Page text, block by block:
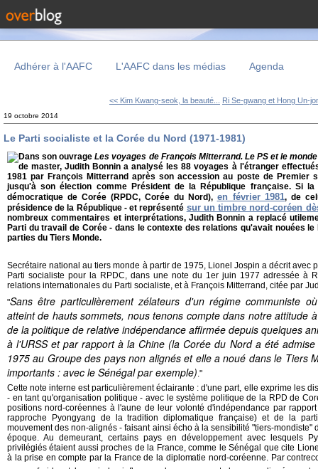
Adhérer à l'AAFC L'AAFC dans les médias Agenda
<< Kim Kwang-seok, la beauté... Ri Se-gwang et Hong Un-
19 octobre 2014
Le Parti socialiste et la Corée du Nord (1971-1981)
Dans son ouvrageLes voyages de François Mitterrand. Le PS et le
de master, Judith Bonnin a analysé les 88 voyages à l'étranger
1981 par François Mitterrand après son accession au poste de Premier
jusqu'à son élection comme Président de la République française. Si la
démocratique de Corée (RPDC, Corée du Nord), en février 1981, de
présidence de la République - et représenté sur un timbre nord-coréen
nombreux commentaires et interprétations, Judith Bonnin a replacé
Parti du travail de Corée - dans le contexte des relations qu'avait nouées
parties du Tiers Monde.
Secrétaire national au tiers monde à partir de 1975, Lionel Jospin a décrit avec
Parti socialiste pour la RPDC, dans une note du 1er juin 1977 adressée à
relations internationales du Parti socialiste, et à François Mitterrand, citée par
"Sans être particulièrement zélateurs d'un régime communiste
atteint de hauts sommets, nous tenons compte dans notre attitude
de la politique de relative indépendance affirmée depuis quelques
à l'URSS et par rapport à la Chine (la Corée du Nord a été
1975 au Groupe des pays non alignés et elle a noué dans le Tiers
importants : avec le Sénégal par exemple)."
Cette note interne est particulièrement éclairante : d'une part, elle exprime les
- en tant qu'organisation politique - avec le système politique de la RPD de
positions nord-coréennes à l'aune de leur volonté d'indépendance par
rapproche Pyongyang de la tradition diplomatique française) et de la
mouvement des non-alignés - faisant ainsi écho à la sensibilité "tiers-mondiste"
époque. Au demeurant, certains pays en développement avec lesquels
privilégiés étaient aussi proches de la France, comme le Sénégal que cite
à la prise en compte par la France de la diplomatie nord-coréenne. Par